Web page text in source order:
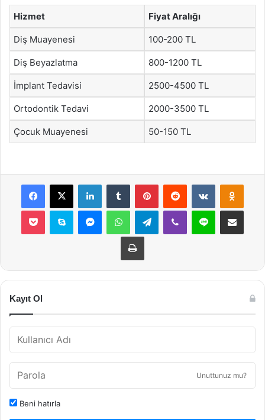
Hizmet Fiyat Aralığı
Diş Muayenesi 100-200 TL
Diş Beyazlatma 800-1200 TL
İmplant Tedavisi 2500-4500 TL
Ortodontik Tedavi 2000-3500 TL
Çocuk Muayenesi 50-150 TL
Facebook
X LinkedInTumblr PinterestReddit VKontakte
Pocket Skype MessengerWhatsAppTelegramViber Line E-Posta ile
Yazdır
Kayıt Ol
Unuttunuz mu?
Beni hatırla